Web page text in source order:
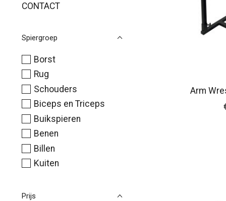
CONTACT
Spiergroep
Borst
Rug
Schouders
Biceps en Triceps
Buikspieren
Benen
Billen
Kuiten
Prijs
Arm